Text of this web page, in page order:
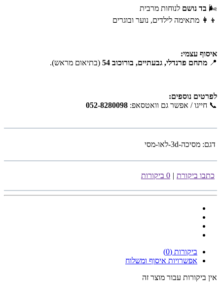
🌬 בד נושם לנוחות מרבית
👦👩 מתאימה לילדים, נוער ובוגרים
איסוף עצמי:
📍 מתחם פרנדלי, גבעתיים, בורוכוב 54 (בתיאום מראש).
לפרטים נוספים:
📞 חייגו / אפשר גם וואטסאפ: 052-8280098
דגם: מסיכה-3d-לאו-מסי
כתבו ביקורת | 0 ביקורות
ביקורות (0)
אפשרויות איסוף ומשלוח
אין ביקורות עבור מוצר זה